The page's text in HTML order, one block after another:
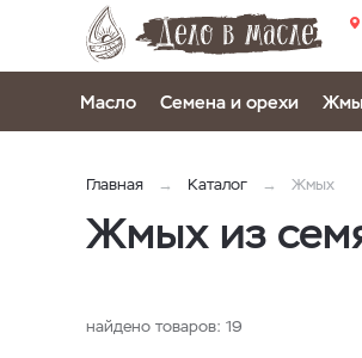
Масло Семена и орехи
Главная Каталог Жмых
Жмых из
найдено товаров: 19